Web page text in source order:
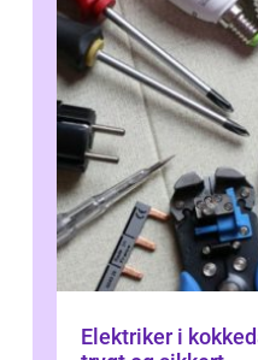
Elektriker i kokkedal sådan vælger